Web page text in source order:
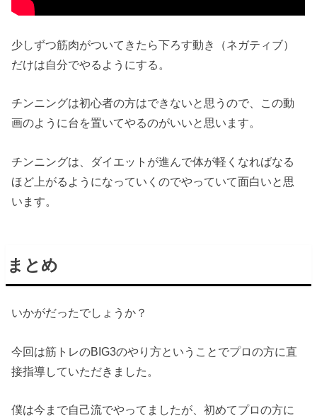
少しずつ筋肉がついてきたら下ろす動き（ネガティブ）
だけは自分でやるようにする。
チンニングは初心者の方はできないと思うので、この動
画のように台を置いてやるのがいいと思います。
チンニングは、ダイエットが進んで体が軽くなればなる
ほど上がるようになっていくのでやっていて面白いと思
います。
まとめ
いかがだったでしょうか？
今回は筋トレのBIG3のやり方ということでプロの方に直
接指導していただきました。
僕は今まで自己流でやってましたが、初めてプロの方に